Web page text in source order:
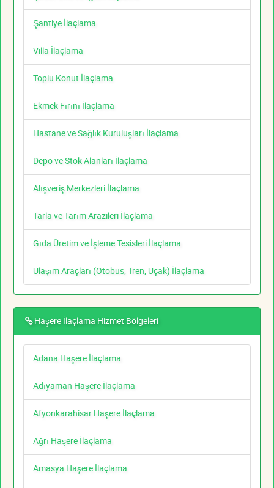
Şantiye İlaçlama
Villa İlaçlama
Toplu Konut İlaçlama
Ekmek Fırını İlaçlama
Hastane ve Sağlık Kuruluşları İlaçlama
Depo ve Stok Alanları İlaçlama
Alışveriş Merkezleri İlaçlama
Tarla ve Tarım Arazileri İlaçlama
Gıda Üretim ve İşleme Tesisleri İlaçlama
Ulaşım Araçları (Otobüs, Tren, Uçak) İlaçlama
Haşere İlaçlama Hizmet Bölgeleri
Adana Haşere İlaçlama
Adıyaman Haşere İlaçlama
Afyonkarahisar Haşere İlaçlama
Ağrı Haşere İlaçlama
Amasya Haşere İlaçlama